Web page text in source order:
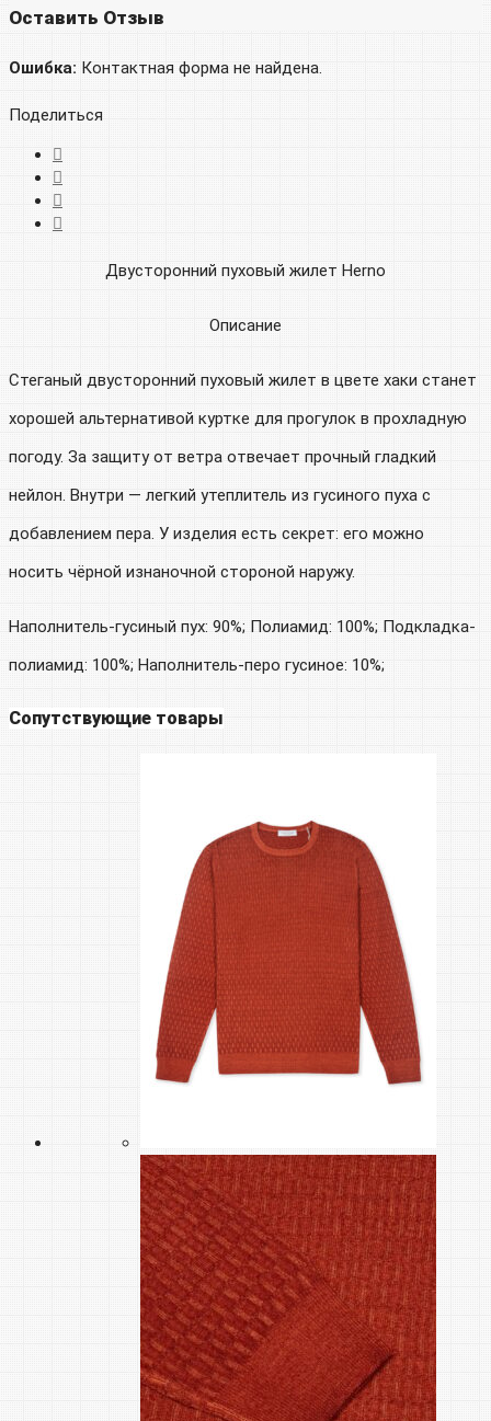
Оставить Отзыв
Ошибка: Контактная форма не найдена.
Поделиться
Двусторонний пуховый жилет Herno
Описание
Стеганый двусторонний пуховый жилет в цвете хаки станет
хорошей альтернативой куртке для прогулок в прохладную
погоду. За защиту от ветра отвечает прочный гладкий
нейлон. Внутри — легкий утеплитель из гусиного пуха с
добавлением пера. У изделия есть секрет: его можно
носить чёрной изнаночной стороной наружу.
Наполнитель-гусиный пух: 90%; Полиамид: 100%; Подкладка-
полиамид: 100%; Наполнитель-перо гусиное: 10%;
Сопутствующие товары